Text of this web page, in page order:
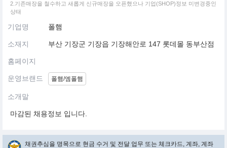
2.기존매장을 철수하고 새롭게 신규매장을 오픈했으나 기업(SHOP)정보 미변경중인
상태
기업명 폴햄
소재지 부산 기장군 기장읍 기장해안로 147 롯데몰 동부산점
홈페이지
운영브랜드 폴햄/엠폴햄
소개말
마감된 채용정보 입니다.
채권추심을 명목으로 현금 수거 및 전달 업무 또는 체크카드, 계좌, 계좌